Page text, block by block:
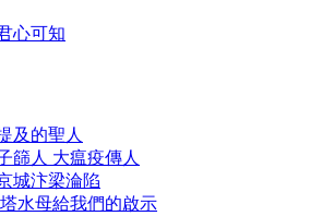
心可知
及的聖人
篩人 大瘟疫傳人
城汴梁淪陷
水母給我們的啟示